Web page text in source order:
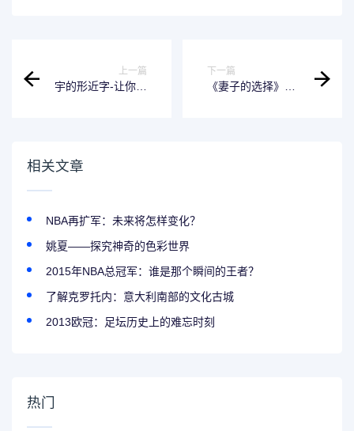
上一篇
宇的形近字-让你了
下一篇
《妻子的选择》：
相关文章
NBA再扩军：未来将怎样变化？
姚夏——探究神奇的色彩世界
2015年NBA总冠军：谁是那个瞬间的王者？
了解克罗托内：意大利南部的文化古城
2013欧冠：足坛历史上的难忘时刻
热门